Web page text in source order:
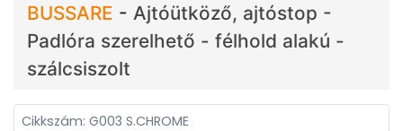
BUSSARE - Ajtóütköző, ajtóstop -
Padlóra szerelhető - félhold alakú -
szálcsiszolt
Cikkszám: G003 S.CHROME